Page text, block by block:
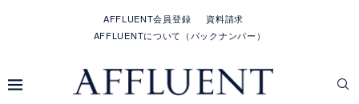
AFFLUENT会員登録
資料請求
AFFLUENTについて（バックナンバー）